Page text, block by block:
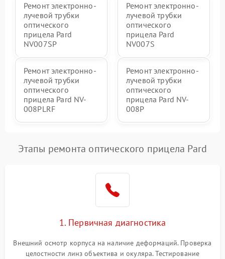
Ремонт электронно-
лучевой трубки
оптического
прицела Pard
NV007SP
Ремонт электронно-
лучевой трубки
оптического
прицела Pard
NV007S
Ремонт электронно-
лучевой трубки
оптического
прицела Pard NV-
008PLRF
Ремонт электронно-
лучевой трубки
оптического
прицела Pard NV-
008P
Этапы ремонта оптического прицела Pard
1. Первичная диагностика
Внешний осмотр корпуса на наличие деформаций. Проверка
целостности линз объектива и окуляра. Тестирование